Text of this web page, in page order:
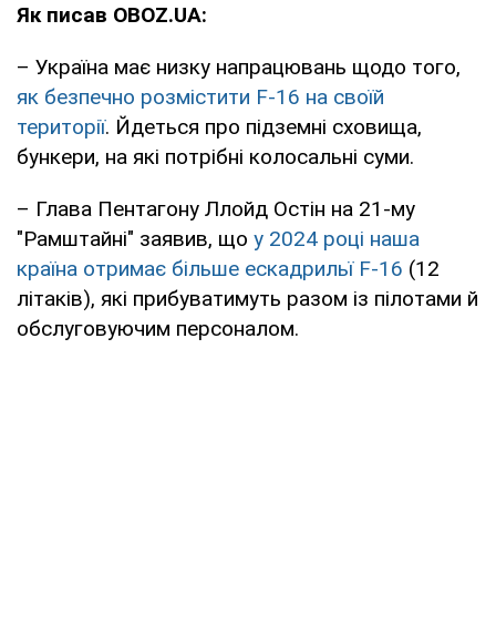
Як писав OBOZ.UA:
– Україна має низку напрацювань щодо того,
як безпечно розмістити F-16 на своїй
території. Йдеться про підземні сховища,
бункери, на які потрібні колосальні суми.
– Глава Пентагону Ллойд Остін на 21-му
"Рамштайні" заявив, що у 2024 році наша
країна отримає більше ескадрильї F-16 (12
літаків), які прибуватимуть разом із пілотами й
обслуговуючим персоналом.